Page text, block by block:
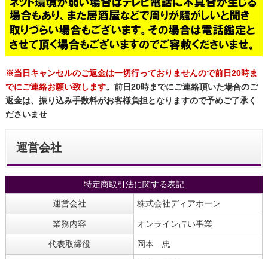
※当日キャンセルのご返金は一切行っておりませんので前日20時ま
でにご連絡お願い致します。前日20時までにご連絡頂いた場合のご
返金は、振り込み手数料がお客様負担となりますので予めご了承く
ださいませ
運営会社
特定商取引法に関する表記
運営会社
株式会社ディアホーン
業務内容 オンライン占い事業
代表取締役 岡本 忠